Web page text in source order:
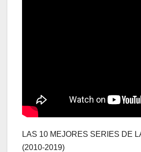
LAS 10 MEJORES SERIES DE
(2010-2019)